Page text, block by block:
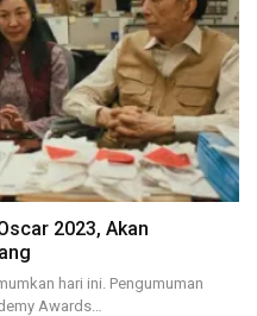
2023, Akan
hari ini. Pengumuman
Awards…